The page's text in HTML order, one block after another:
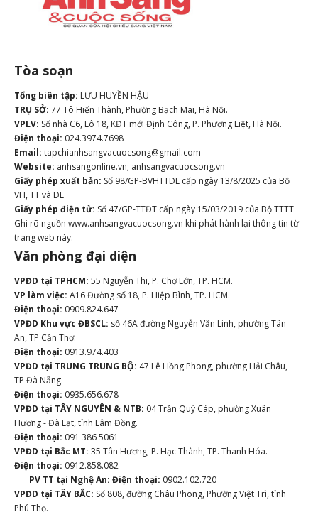
Tòa soạn
Tổng biên tập: LƯU HUYỀN HẬU
TRỤ SỞ: 77 Tô Hiến Thành, Phường Bạch Mai, Hà Nội.
VPLV: Số nhà C6, Lô 18, KĐT mới Định Công, P. Phương Liệt, Hà Nội.
Điện thoại: 024.3974.7698
Email: tapchianhsangvacuocsong@gmail.com
Website: anhsangonline.vn; anhsangvacuocsong.vn
Giấy phép xuất bản: Số 98/GP-BVHTTDL cấp ngày 13/8/2025 của Bộ
VH, TT và DL
Giấy phép điện tử: Số 47/GP-TTĐT cấp ngày 15/03/2019 của Bộ TTTT
Ghi rõ nguồn www.anhsangvacuocsong.vn khi phát hành lại thông tin từ
trang web này.
Văn phòng đại diện
VPĐD tại TPHCM: 55 Nguyễn Thi, P. Chợ Lớn, TP. HCM.
VP làm việc: A16 Đường số 18, P. Hiệp Bình, TP. HCM.
Điện thoại: 0909.824.647
VPĐD Khu vực ĐBSCL: số 46A đường Nguyễn Văn Linh, phường Tân
An, TP Cần Thơ.
Điện thoại: 0913.974.403
VPĐD tại TRUNG TRUNG BỘ: 47 Lê Hồng Phong, phường Hải Châu,
TP Đà Nẵng.
Điện thoại: 0935.656.678
VPĐD tại TÂY NGUYÊN & NTB: 04 Trần Quý Cáp, phường Xuân
Hương - Đà Lạt, tỉnh Lâm Đồng.
Điện thoại: 091 386 5061
VPĐD tại Bắc MT: 35 Tân Hương, P. Hạc Thành, TP. Thanh Hóa.
Điện thoại: 0912.858.082
PV TT tại Nghệ An: Điện thoại: 0902.102.720
VPĐD tại TÂY BẮC: Số 808, đường Châu Phong, Phường Việt Trì, tỉnh
Phú Thọ.